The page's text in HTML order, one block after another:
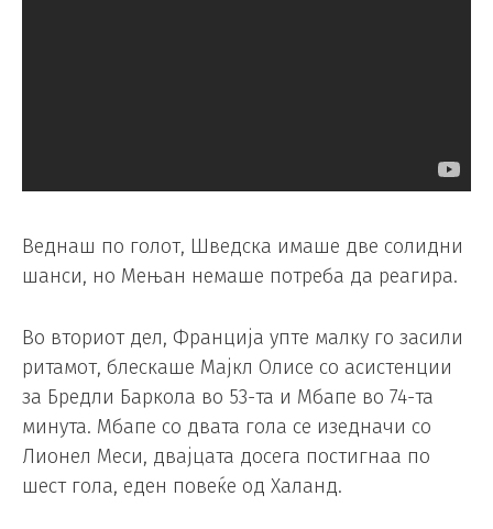
Веднаш по голот, Шведска имаше две солидни
шанси, но Мењан немаше потреба да реагира.
Во вториот дел, Франција упте малку го засили
ритамот, блескаше Мајкл Олисе со асистенции
за Бредли Баркола во 53-та и Мбапе во 74-та
минута. Мбапе со двата гола се изедначи со
Лионел Меси, двајцата досега постигнаа по
шест гола, еден повеќе од Халанд.